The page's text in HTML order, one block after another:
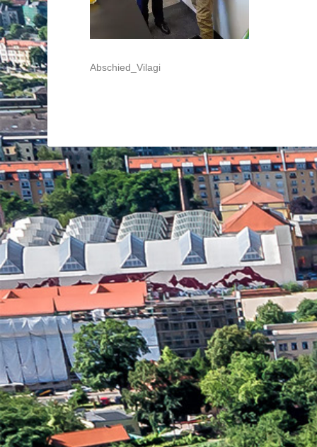
Abschied_Vilagi